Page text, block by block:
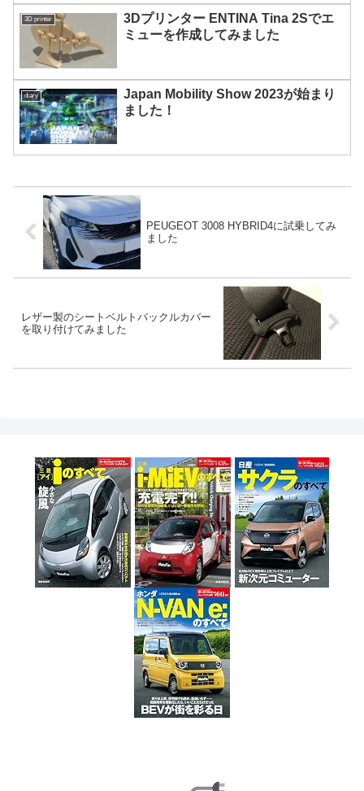
3D printer
3Dプリンター ENTINA Tina 2Sでエ
ミューを作成してみました
diary
Japan Mobility Show 2023が始まり
ました！
PEUGEOT 3008 HYBRID4に試乗してみ
ました
レザー製のシートベルトバックルカバー
を取り付けてみました